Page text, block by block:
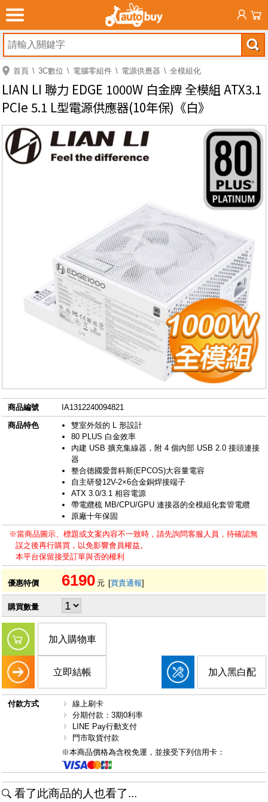
首頁 3C數位 電腦零組件 電源供應器 全模組化
LIAN LI 聯力 EDGE 1000W 白金牌 全模組 ATX3.1
PCIe 5.1 L型電源供應器(10年保)《白》
商品編號
IA1312240094821
商品特色
雙室外殼的 L 形設計
80 PLUS 白金效率
內建 USB 擴充集線器，附 4 個內部 USB 2.0 接頭連接
器
整合德國愛普科斯(EPCOS)大容量電容
自主研發12V-2×6合金銅焊接端子
ATX 3.0/3.1 相容電源
帶電纜梳 MB/CPU/GPU 連接器的全模組化套管電纜
原廠十年保固
※當商品圖示、標題或文案內容不一致時，請先詢問客服人員，待確認無
誤之後再行購買，以免影響會員權益。
本平台保留接受訂單與否的權利
優惠特價 6190 元 [買貴通報]
購買數量
加入購物車
立即結帳 加入黑白配
付款方式
線上刷卡
分期付款：3期0利率
LINE Pay行動支付
門市取貨付款
※本商品價格為含稅免運，並接受下列信用卡：
看了此商品的人也看了...